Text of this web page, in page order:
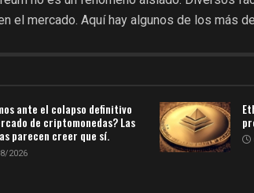
el mercado. Aquí hay algunos de los más
ante el colapso definitivo
de criptomonedas? Las
parecen creer que sí.
2026